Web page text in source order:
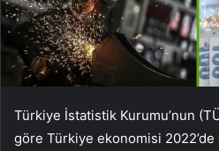
Türkiye İstatistik Kurumu’nun
göre Türkiye ekonomisi